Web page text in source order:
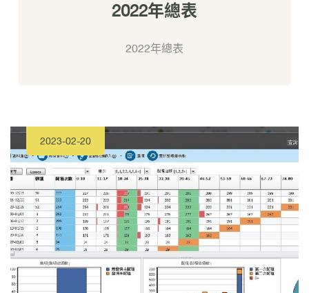
2022年總表
2022年總表
2023-02-20